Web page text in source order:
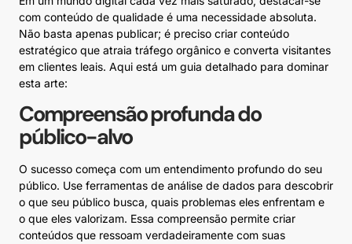
com conteúdo de qualidade é uma necessidade absoluta.
Não basta apenas publicar; é preciso criar conteúdo
estratégico que atraia tráfego orgânico e converta visitantes
em clientes leais. Aqui está um guia detalhado para dominar
esta arte:
Compreensão profunda do
público-alvo
O sucesso começa com um entendimento profundo do seu
público. Use ferramentas de análise de dados para descobrir
o que seu público busca, quais problemas eles enfrentam e
o que eles valorizam. Essa compreensão permite criar
conteúdos que ressoam verdadeiramente com suas